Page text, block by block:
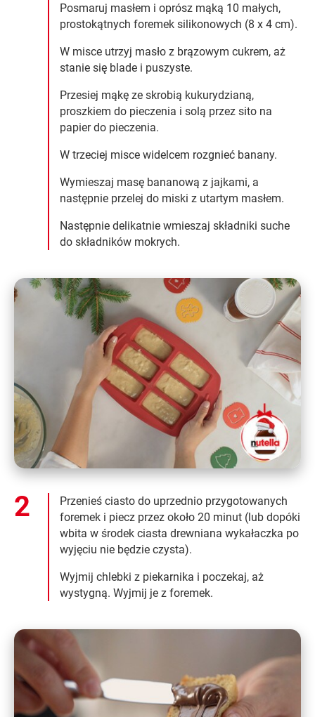
Posmaruj masłem i oprósz mąką 10 małych,
prostokątnych foremek silikonowych (8 x 4 cm).
W misce utrzyj masło z brązowym cukrem, aż
stanie się blade i puszyste.
Przesiej mąkę ze skrobią kukurydzianą,
proszkiem do pieczenia i solą przez sito na
papier do pieczenia.
W trzeciej misce widelcem rozgnieć banany.
Wymieszaj masę bananową z jajkami, a
następnie przelej do miski z utartym masłem.
Następnie delikatnie wmieszaj składniki suche
do składników mokrych.
Przenieś ciasto do uprzednio przygotowanych
foremek i piecz przez około 20 minut (lub dopóki
wbita w środek ciasta drewniana wykałaczka po
wyjęciu nie będzie czysta).
Wyjmij chlebki z piekarnika i poczekaj, aż
wystygną. Wyjmij je z foremek.